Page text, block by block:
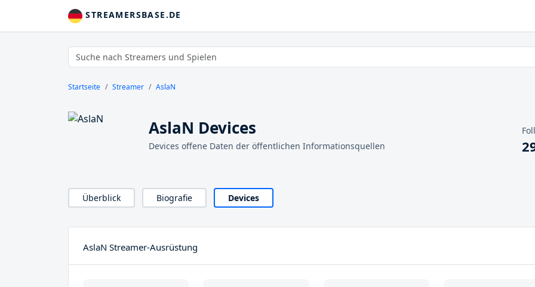
STREAMERSBASE.DE
Startseite Streamer AslaN
AslaN Devices
Devices offene Daten der öffentlichen Informationsquellen
Überblick Biografie Devices
AslaN Streamer-Ausrüstung